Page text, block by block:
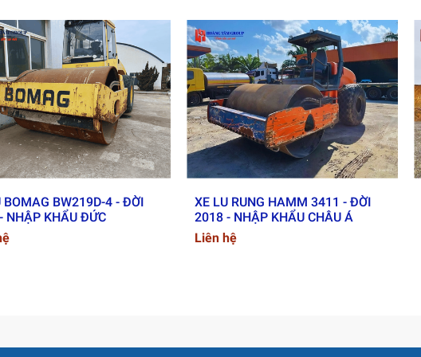
/ lùi) như được ghi trong thông tin bạn cung cấp
(4000 mm) – phù hợp thi công diện rộng hiệu quả
cho khả năng quay chật hẹp tiện lợi
điều hòa, tầm nhìn rộng – thuận tiện khi làm việc lâu dài
~6.780 kg (dựa trên dữ liệu tổng 20.510 kg)
lượng lớn, phù hợp làm đường đầu tư và san nền quy mô lớn.
BOMAG BW219D-4 - ĐỜI
NHẬP KHẨU ĐỨC
XE LU RUNG HAMM 3411 - ĐỜI
2018 - NHẬP KHẨU CHÂU Á
Liên hệ